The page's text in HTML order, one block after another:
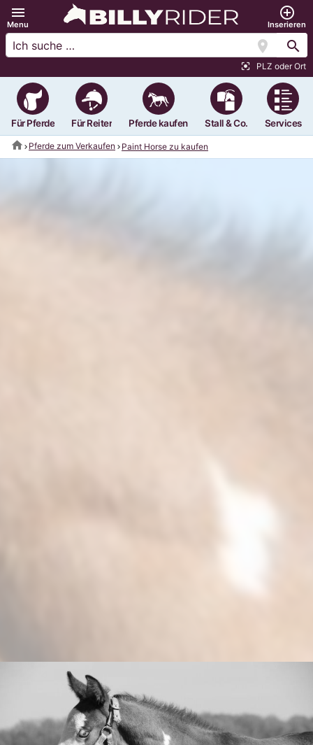
menu
Menu
add_circle_outline
Inserieren
location_on search
center_focus_strong PLZ oder Ort
Für Pferde Für Reiter Pferde kaufen Stall & Co. Services
home Pferde zum Verkaufen Paint Horse zu kaufen